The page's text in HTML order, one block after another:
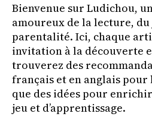
Bienvenue sur Ludichou,
amoureux de la lecture, du
parentalité. Ici, chaque
invitation à la découverte
trouverez des
français et en anglais pour
que des idées pour
jeu et d’apprentissage.